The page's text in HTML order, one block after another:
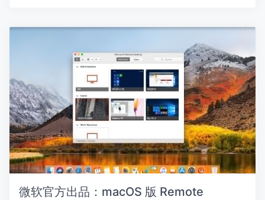
微软官方出品：macOS 版 Remote